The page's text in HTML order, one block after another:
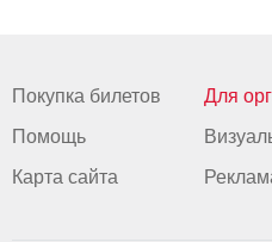
Покупка билетов
Помощь
Карта сайта
Для